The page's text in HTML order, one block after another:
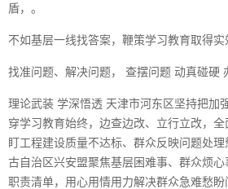
盾，。
不如基层一线找答案，鞭策学习教育取得实
找准问题、解决问题， 查摆问题 动真碰硬
理论武装 学深悟透 天津市河东区坚持把加
穿学习教育始终，边查边改、立行立改，
盯工程建设质量不达标、群众反映问题处
古自治区兴安盟聚焦基层困难事、群众烦
职责清单，用心用情用力解决群众急难愁